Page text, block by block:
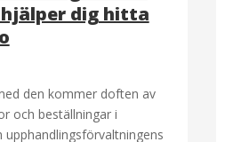
dig hitta
den kommer doften av
och beställningar i
upphandlingsförvaltningens